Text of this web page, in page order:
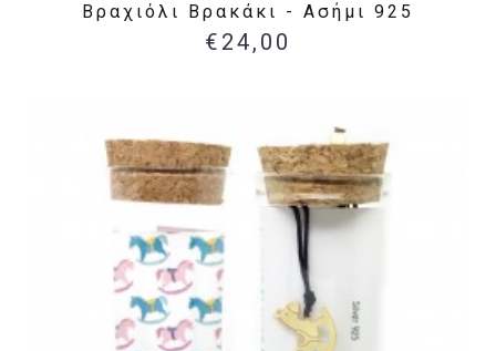
Βραχιόλι Βρακάκι - Ασήμι 925
€24,00